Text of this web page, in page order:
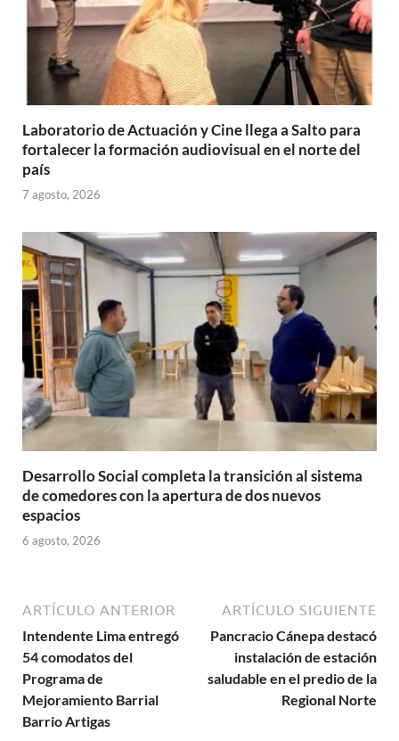
Laboratorio de Actuación y Cine llega a Salto para
fortalecer la formación audiovisual en el norte del
país
7 agosto, 2026
Desarrollo Social completa la transición al sistema
de comedores con la apertura de dos nuevos
espacios
6 agosto, 2026
ARTÍCULO ANTERIOR
Intendente Lima entregó
54 comodatos del
Programa de
Mejoramiento Barrial
Barrio Artigas
ARTÍCULO SIGUIENTE
Pancracio Cánepa destacó
instalación de estación
saludable en el predio de la
Regional Norte